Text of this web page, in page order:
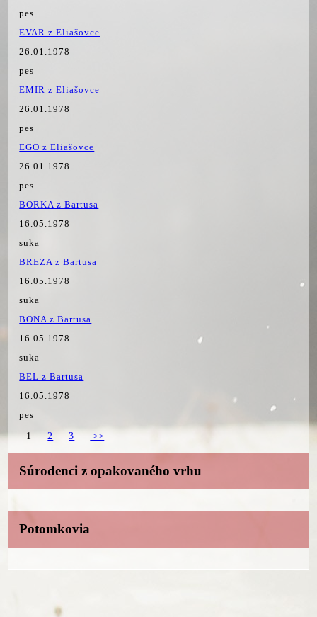
pes
EVAR z Eliašovce
26.01.1978
pes
EMIR z Eliašovce
26.01.1978
pes
EGO z Eliašovce
26.01.1978
pes
BORKA z Bartusa
16.05.1978
suka
BREZA z Bartusa
16.05.1978
suka
BONA z Bartusa
16.05.1978
suka
BEL z Bartusa
16.05.1978
pes
1
2 3 >>
Súrodenci z opakovaného vrhu
Potomkovia